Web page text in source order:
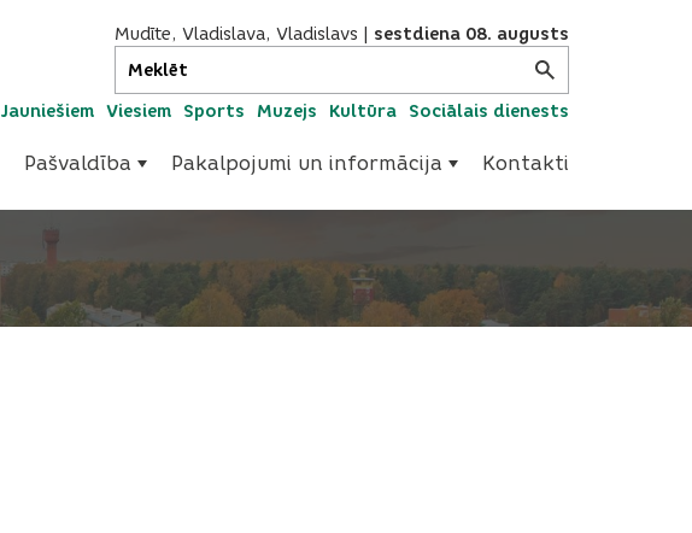
Mudīte, Vladislava, Vladislavs sestdiena 08. augusts
Jauniešiem Viesiem Sports Muzejs Kultūra Sociālais dienests
Pašvaldība Pakalpojumi un informācija Kontakti